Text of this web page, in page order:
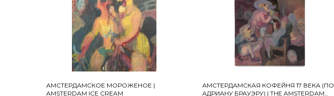
АМСТЕРДАМСКОЕ МОРОЖЕНОЕ |
AMSTERDAM ICE CREAM
АМСТЕРДАМСКАЯ КОФЕЙНЯ 17 ВЕКА (ПО
АДРИАНУ БРАУЭРУ) | THE AMSTERDAM